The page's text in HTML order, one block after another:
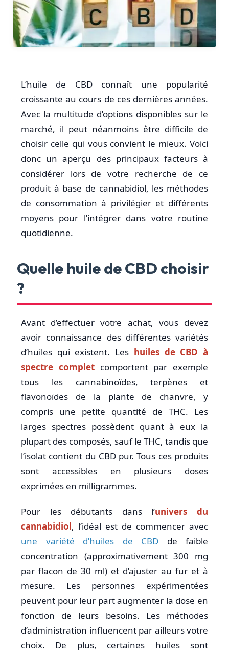
L’huile de CBD connaît une popularité
croissante au cours de ces dernières années.
Avec la multitude d’options disponibles sur le
marché, il peut néanmoins être difficile de
choisir celle qui vous convient le mieux. Voici
donc un aperçu des principaux facteurs à
considérer lors de votre recherche de ce
produit à base de cannabidiol, les méthodes
de consommation à privilégier et différents
moyens pour l’intégrer dans votre routine
quotidienne.
Quelle huile de CBD choisir
?
Avant d’effectuer votre achat, vous devez
avoir connaissance des différentes variétés
d’huiles qui existent. Les huiles de CBD à
spectre completcomportent par exemple
tous les cannabinoïdes, terpènes et
flavonoïdes de la plante de chanvre, y
compris une petite quantité de THC. Les
larges spectres possèdent quant à eux la
plupart des composés, sauf le THC, tandis que
l’isolat contient du CBD pur. Tous ces produits
sont accessibles en plusieurs doses
exprimées en milligrammes.
Pour les débutants dans l’univers du
cannabidiol, l’idéal est de commencer avec
une variété d’huiles de CBD de faible
concentration (approximativement 300 mg
par flacon de 30 ml) et d’ajuster au fur et à
mesure. Les personnes expérimentées
peuvent pour leur part augmenter la dose en
fonction de leurs besoins. Les méthodes
d’administration influencent par ailleurs votre
choix. De plus, certaines huiles sont